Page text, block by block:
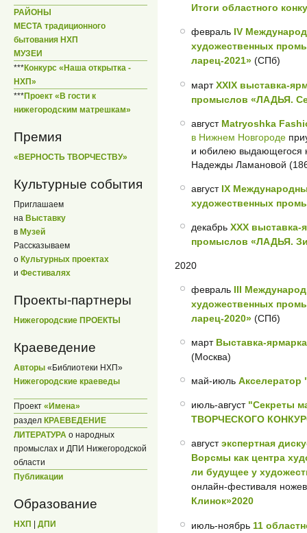
РАЙОНЫ
МЕСТА традиционного
бытования НХП
МУЗЕИ
***Конкурс «Наша открытка -
НХП»
***Проект «В гости к
нижегородским матрешкам»
Премия
«ВЕРНОСТЬ ТВОРЧЕСТВУ»
Культурные события
Приглашаем
на Выставку
в Музей
Рассказываем
о Культурных проектах
и Фестивалях
Проекты-партнеры
Нижегородские ПРОЕКТЫ
Краеведение
Авторы «Библиотеки НХП»
Нижегородские краеведы
Проект «Имена»
раздел КРАЕВЕДЕНИЕ
ЛИТЕРАТУРА о народных
промыслах и ДПИ Нижегородской
области
Публикации
Образование
НХП ДПИ
Итоги областного
февраль IV
художественных
ларец-2021» (СПб)
мартXXIX выставка-
промыслов «ЛАДЬЯ.
август Matryoshka
в Нижнем Новгороде
и юбилею выдающегося
Надежды Ламановой
август IХ
художественных
декабрь XXX
промыслов «ЛАДЬЯ.
2020
февраль III
художественных
ларец-2020» (СПб)
март Выставка-
(Москва)
май-июль Акселератор
июль-август "Секреты
ТВОРЧЕСКОГО
августэкспертная
Ворсмы как центра
ли будущее у
онлайн-фестиваля
Клинок»2020
июль-ноябрь 11